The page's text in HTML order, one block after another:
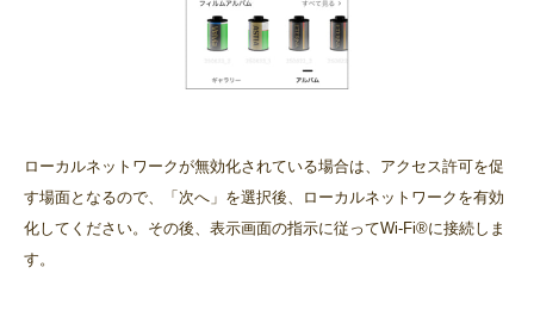
ローカルネットワークが無効化されている場合は、アクセス許可を促
す場面となるので、「次へ」を選択後、ローカルネットワークを有効
化してください。その後、表示画面の指示に従ってWi-Fi®に接続しま
す。